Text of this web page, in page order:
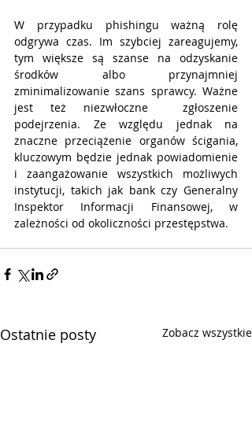
W przypadku phishingu ważną rolę
odgrywa czas. Im szybciej zareagujemy,
tym większe są szanse na odzyskanie
środków albo przynajmniej
zminimalizowanie szans sprawcy. Ważne
jest też niezwłoczne  zgłoszenie
podejrzenia. Ze względu jednak na
znaczne przeciążenie organów ścigania,
kluczowym będzie jednak powiadomienie
i zaangażowanie wszystkich możliwych
instytucji, takich jak bank czy Generalny
Inspektor Informacji Finansowej, w
zależności od okoliczności przestępstwa.
Ostatnie posty Zobacz wszystkie